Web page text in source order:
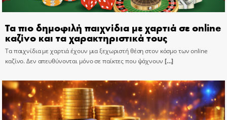
Τα πιο δημοφιλή παιχνίδια με χαρτιά σε online
καζίνο και τα χαρακτηριστικά τους
Τα παιχνίδια με χαρτιά έχουν μια ξεχωριστή θέση στον κόσμο των online
καζίνο. Δεν απευθύνονται μόνο σε παίκτες που ψάχνουν […]